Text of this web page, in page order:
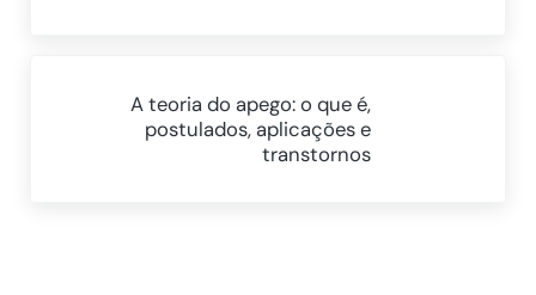
A teoria do apego: o que é,
postulados, aplicações e
transtornos